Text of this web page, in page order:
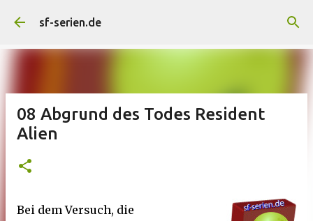
Direkt zum Hauptbereich
sf-serien.de
08 Abgrund des Todes Resident
Alien
Bei dem Versuch, die